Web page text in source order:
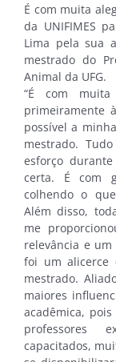
É com muita
da UNIFIMES
Lima pela sua
mestrado do
Animal da UFG.
“É com
primeiramente
possível a
mestrado.
esforço
certa. É com
colhendo o
Além disso,
me
relevância e
foi um alicerce
mestrado.
maiores
acadêmica,
professores
capacitados,